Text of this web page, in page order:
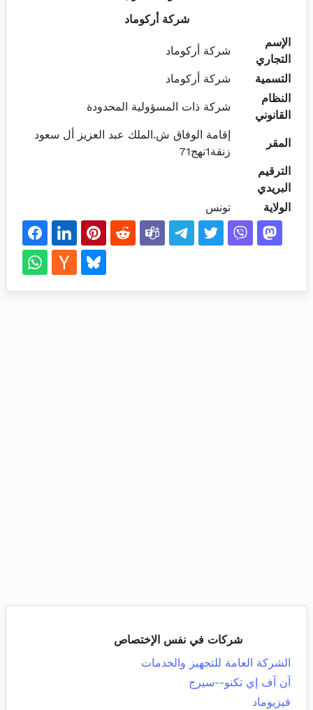
شركة أركوماد
الإسم
التجاري
شركة أركوماد
التسمية
شركة أركوماد
النظام
القانوني
شركة ذات المسؤولية المحدودة
المقر
إقامة الوفاق ش.الملك عبد العزيز أل سعود
زنقة1نهج71
الترقيم
البريدي
الولاية
تونس
شركات في نفس الإختصاص
الشركة العامة للتجهيز والخدمات
آن آف إي تكنو--سيرج
فيزيوماد